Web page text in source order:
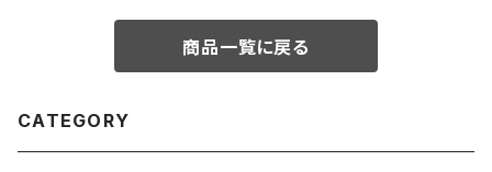
商品一覧に戻る
CATEGORY